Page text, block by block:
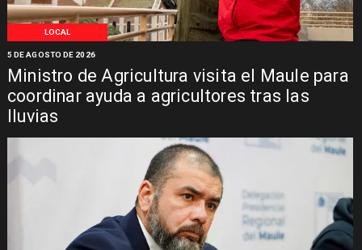
LOCAL
Ministro de Agricultura visita el Maule para
coordinar ayuda a agricultores tras las
lluvias
5 DE AGOSTO DE 2026